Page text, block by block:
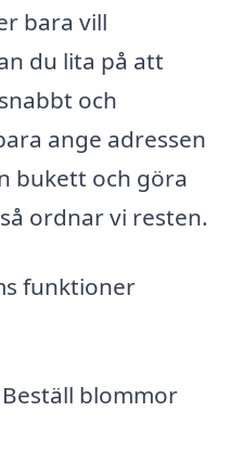
bara vill
du lita på att
och
ange adressen
bukett och göra
ordnar vi resten.
funktioner
blommor